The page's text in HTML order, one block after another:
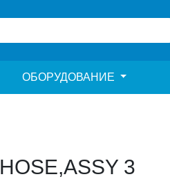
ОБОРУДОВАНИЕ
HOSE,ASSY 3